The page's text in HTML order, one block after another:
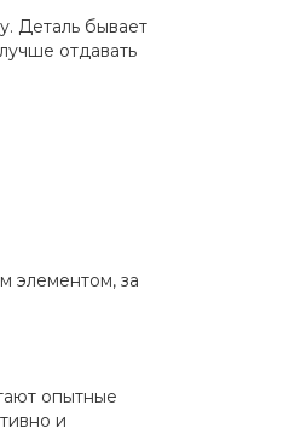
Деталь бывает
отдавать
элементом, за
опытные
и